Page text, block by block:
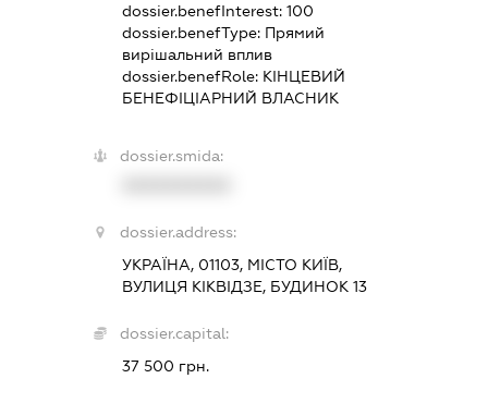
dossier.benefInterest:100
dossier.benefType: Прямий
вирішальний вплив
dossier.benefRole: КІНЦЕВИЙ
БЕНЕФІЦІАРНИЙ ВЛАСНИК
dossier.smida:
dossier.address:
УКРАЇНА, 01103, МІСТО КИЇВ,
ВУЛИЦЯ КІКВІДЗЕ, БУДИНОК 13
dossier.capital:
37 500 грн.